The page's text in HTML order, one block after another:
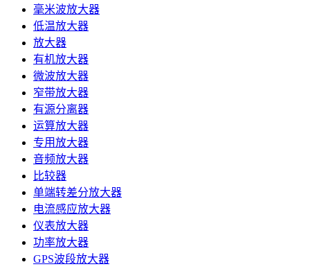
毫米波放大器
低温放大器
放大器
有机放大器
微波放大器
窄带放大器
有源分离器
运算放大器
专用放大器
音频放大器
比较器
单端转差分放大器
电流感应放大器
仪表放大器
功率放大器
GPS波段放大器